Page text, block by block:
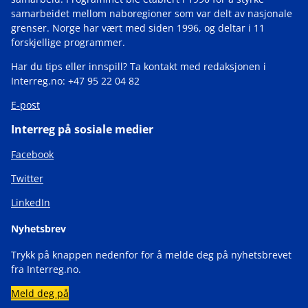
samarbeidet mellom naboregioner som var delt av nasjonale
grenser. Norge har vært med siden 1996, og deltar i 11
forskjellige programmer.
Har du tips eller innspill? Ta kontakt med redaksjonen i
Interreg.no: +47 95 22 04 82
E-post
Interreg på sosiale medier
Facebook
Twitter
LinkedIn
Nyhetsbrev
Trykk på knappen nedenfor for å melde deg på nyhetsbrevet
fra Interreg.no.
Meld deg på